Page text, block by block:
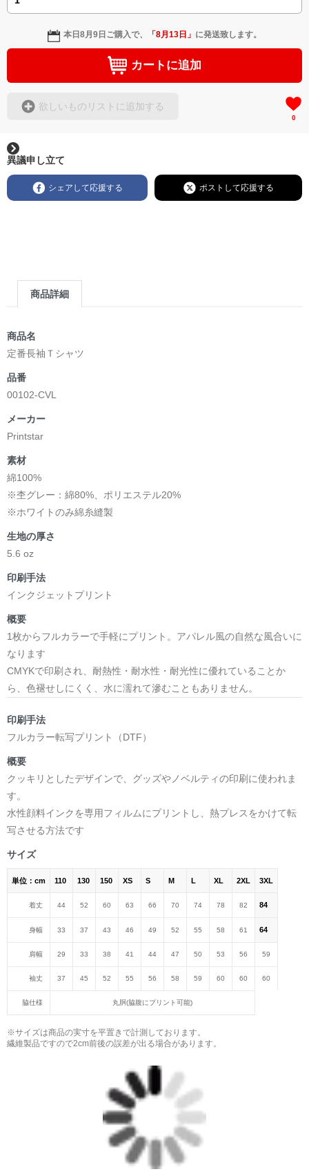
本日8月9日 ご購入で、 「8月13日 」 に発送致します。
カートに追加
欲しいものリストに追加する
0
異議申し立て
シェアして応援する ポストして応援する
商品詳細
商品名
定番長袖Ｔシャツ
品番
00102-CVL
メーカー
Printstar
素材
綿100%
※杢グレー：綿80%、ポリエステル20%
※ホワイトのみ綿糸縫製
生地の厚さ
5.6 oz
印刷手法
インクジェットプリント
概要
1枚からフルカラーで手軽にプリント。アパレル風の自然な風合いに
なります
CMYKで印刷され、耐熱性・耐水性・耐光性に優れていることか
ら、色褪せしにくく、水に濡れて滲むこともありません。
印刷手法
フルカラー転写プリント（DTF）
概要
クッキリとしたデザインで、グッズやノベルティの印刷に使われま
す。
水性顔料インクを専用フィルムにプリントし、熱プレスをかけて転
写させる方法です
サイズ
単位：cm 110 130 150 XS S M L XL 2XL 3XL
着丈 44 52 60 63 66 70 74 78 82 84
身幅 33 37 43 46 49 52 55 58 61 64
肩幅 29 33 38 41 44 47 50 53 56 59
袖丈 37 45 52 55 56 58 59 60 60 60
脇仕様 丸胴(脇腹にプリント可能)
※サイズは商品の実寸を平置きで計測しております。
繊維製品ですので2cm前後の誤差が出る場合があります。